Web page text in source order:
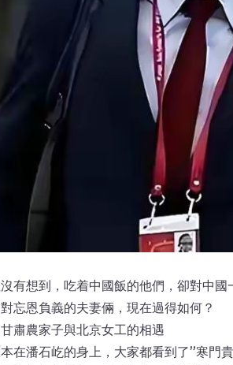
有想到，吃着中國飯的他們，卻對中
忘恩負義的夫妻倆，現在過得如何？
甘肅農家子與北京女工的相遇
在潘石屹的身上，大家都看到了”寒門